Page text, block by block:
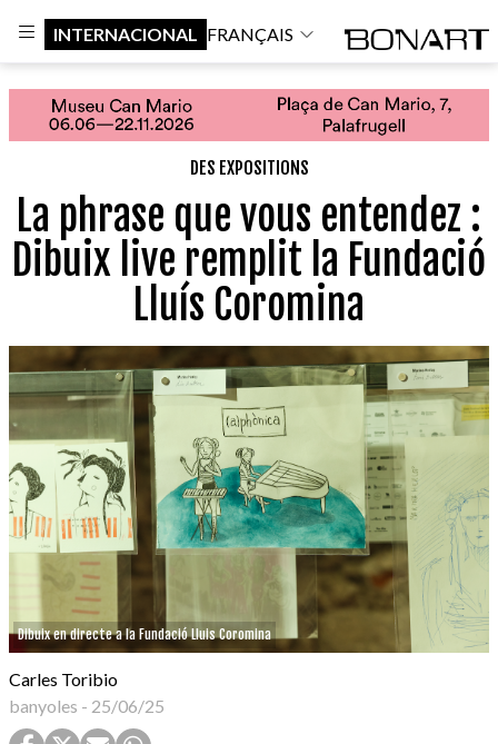
INTERNACIONAL FRANÇAIS
DES EXPOSITIONS
La phrase que vous entendez :
Dibuix live remplit la Fundació
Lluís Coromina
Dibuix en directe a la Fundació Lluis Coromina
Carles Toribio
banyoles - 25/06/25